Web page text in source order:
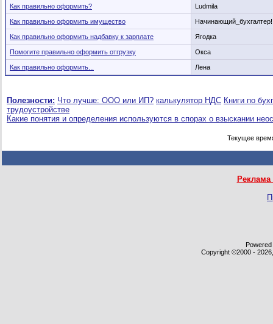
Как правильно оформить?
Ludmila
Как правильно оформить имущество Начинающий_бухгалтер!
Как правильно оформить надбавку к зарплате Ягодка
Помогите правильно оформить отгрузку Окса
Как правильно оформить... Лена
Полезности: Что лучше: ООО или ИП? калькулятор НДС Книги по
трудоустройстве
Какие понятия и определения используются в спорах о взыскании
Текущее
Copyright ©2000 -